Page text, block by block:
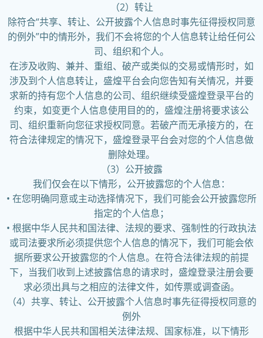
（2）转让
除符合“共享、转让、公开披露个人信息时事先征得授权同意
的例外”中的情形外，我们不会将您的个人信息转让给任何公
司、组织和个人。
在涉及收购、兼并、重组、破产或类似的交易或情形时，如
涉及到个人信息转让，盛煌平台会向您告知有关情况，并要
求新的持有您个人信息的公司、组织继续受盛煌登录平台的
约束，如变更个人信息使用目的的，盛煌注册将要求该公
司、组织重新向您征求授权同意。若破产而无承接方的，在
符合法律规定的情况下，盛煌登录平台会对您的个人信息做
删除处理。
（3）公开披露
我们仅会在以下情形，公开披露您的个人信息：
• 在您明确同意或主动选择情况下，我们可能会公开披露您所
指定的个人信息；
• 根据中华人民共和国法律、法规的要求、强制性的行政执法
或司法要求所必须提供您个人信息的情况下，我们可能会依
据所要求公开披露您的个人信息。在符合法律法规的前提
下，当我们收到上述披露信息的请求时，盛煌登录注册会要
求必须出具与之相应的法律文件，如传票或调查函。
（4）共享、转让、公开披露个人信息时事先征得授权同意的
例外
根据中华人民共和国相关法律法规、国家标准，以下情形